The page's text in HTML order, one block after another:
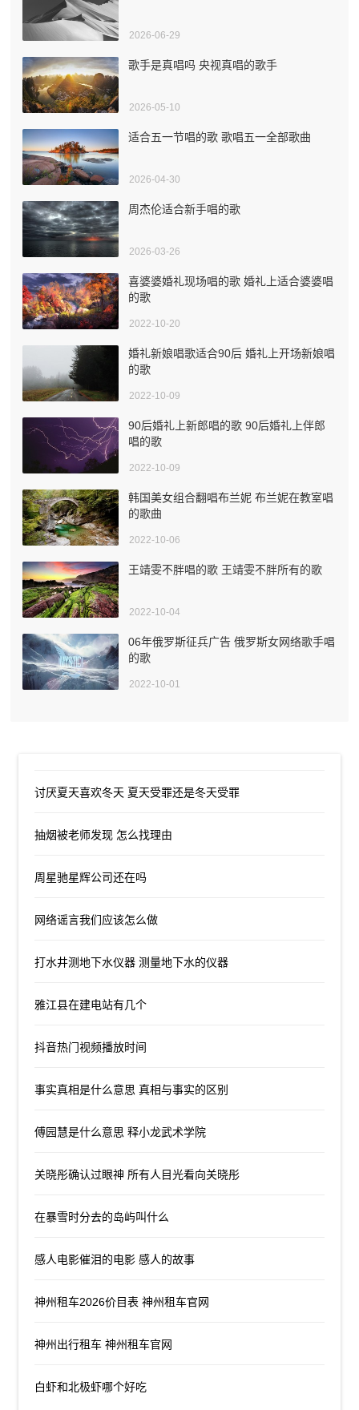
2026-06-29
歌手是真唱吗 央视真唱的歌手
2026-05-10
适合五一节唱的歌 歌唱五一全部歌曲
2026-04-30
周杰伦适合新手唱的歌
2026-03-26
喜婆婆婚礼现场唱的歌 婚礼上适合婆婆唱
的歌
2022-10-20
婚礼新娘唱歌适合90后 婚礼上开场新娘唱
的歌
2022-10-09
90后婚礼上新郎唱的歌 90后婚礼上伴郎
唱的歌
2022-10-09
韩国美女组合翻唱布兰妮 布兰妮在教室唱
的歌曲
2022-10-06
王靖雯不胖唱的歌 王靖雯不胖所有的歌
2022-10-04
06年俄罗斯征兵广告 俄罗斯女网络歌手唱
的歌
2022-10-01
讨厌夏天喜欢冬天 夏天受罪还是冬天受罪
抽烟被老师发现 怎么找理由
周星驰星辉公司还在吗
网络谣言我们应该怎么做
打水井测地下水仪器 测量地下水的仪器
雅江县在建电站有几个
抖音热门视频播放时间
事实真相是什么意思 真相与事实的区别
傅园慧是什么意思 释小龙武术学院
关晓彤确认过眼神 所有人目光看向关晓彤
在暴雪时分去的岛屿叫什么
感人电影催泪的电影 感人的故事
神州租车2026价目表 神州租车官网
神州出行租车 神州租车官网
白虾和北极虾哪个好吃